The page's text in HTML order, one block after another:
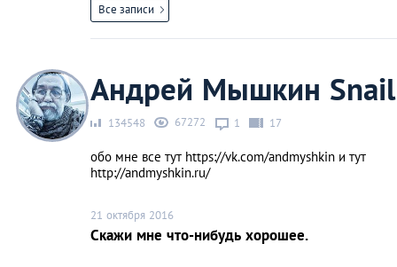
Все записи
Андрей Мышкин Snail
134548 67272 1 17
обо мне все тут https://vk.com/andmyshkin и тут
http://andmyshkin.ru/
21 октября 2016
Скажи мне что-нибудь хорошее.